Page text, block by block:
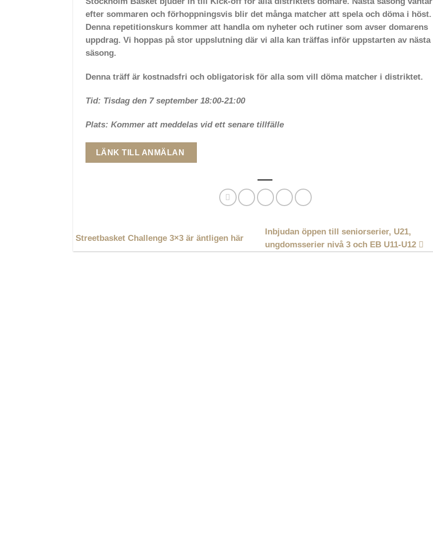
efter sommaren och förhoppningsvis blir det många matcher att spela och döma i höst.
Denna repetitionskurs kommer att handla om nyheter och rutiner som avser domarens
uppdrag. Vi hoppas på stor uppslutning där vi alla kan träffas inför uppstarten av nästa
säsong.
Denna träff är kostnadsfri och obligatorisk för alla som vill döma matcher i distriktet.
Tid: Tisdag den 7 september 18:00-21:00
Plats: Kommer att meddelas vid ett senare tillfälle
LÄNK TILL ANMÄLAN
Streetbasket Challenge 3×3 är äntligen här
Inbjudan öppen till seniorserier, U21,
ungdomsserier nivå 3 och EB U11-U12